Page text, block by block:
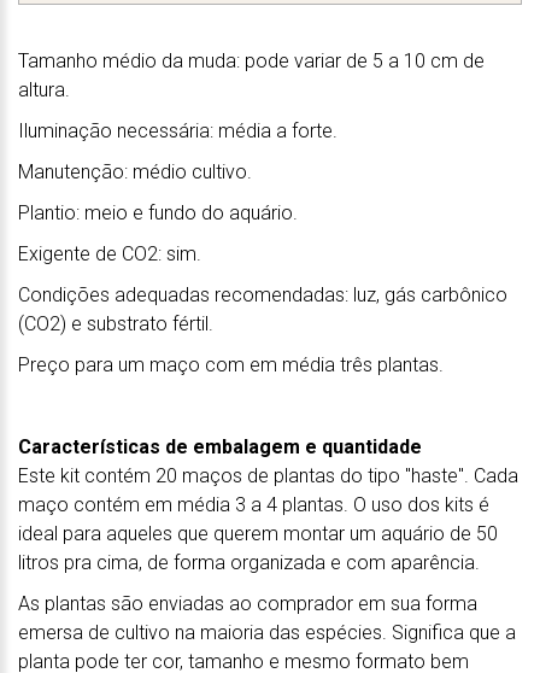
Tamanho médio da muda: pode variar de 5 a 10 cm de
altura.
Iluminação necessária: média a forte.
Manutenção: médio cultivo.
Plantio: meio e fundo do aquário.
Exigente de CO2: sim.
Condições adequadas recomendadas: luz, gás carbônico
(CO2) e substrato fértil.
Preço para um maço com em média três plantas.
Características de embalagem e quantidade
Este kit contém 20 maços de plantas do tipo "haste". Cada
maço contém em média 3 a 4 plantas. O uso dos kits é
ideal para aqueles que querem montar um aquário de 50
litros pra cima, de forma organizada e com aparência.
As plantas são enviadas ao comprador em sua forma
emersa de cultivo na maioria das espécies. Significa que a
planta pode ter cor, tamanho e mesmo formato bem